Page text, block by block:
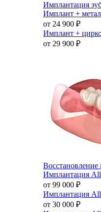
Имплантация
Имплант +
от 24 900 ₽
Имплант +
от 29 900 ₽
Восстановление
Имплантация
от 99 000 ₽
Имплантация
от 30 000 ₽